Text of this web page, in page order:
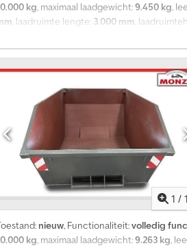
kg, maximaal laadgewicht:9.450 kg,
, laadruimte lengte: 3.000 mm,
magazijn in 33106 Paderborn! Korting
na overleg. *Leasing/financiering
andere RAL-kleuren op aanvraag
graag op onze website bekijken.
3000 x 1720 x 1250 mm *
mm S235 * Alle platen en profielen
regel 114-010 * Hoekversterkingen *
* Framekanten U80x50x4 *
met kunstharslak (80-100 μ) *
Foto's dienen ter illustratie!
u ons een bericht sturen of bellen.
1 /
nieuw, Functionaliteit:volledig
kg, maximaal laadgewicht:9.263 kg,